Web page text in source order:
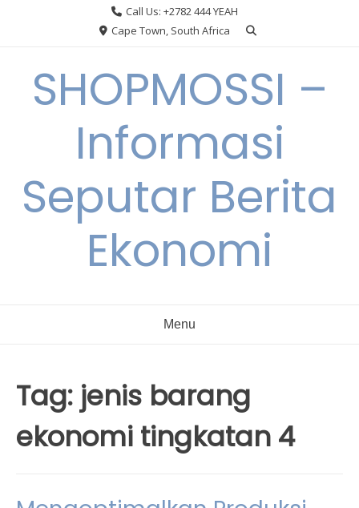
Call Us: +2782 444 YEAH
Cape Town, South Africa
SHOPMOSSI –
Informasi
Seputar Berita
Ekonomi
Menu
Tag: jenis barang
ekonomi tingkatan 4